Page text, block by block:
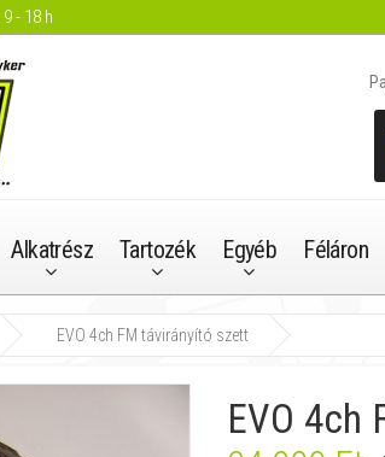
- 18 h
Alkatrész Tartozék Egyéb Féláron
EVO 4ch FM távirányító szett
EVO 4ch